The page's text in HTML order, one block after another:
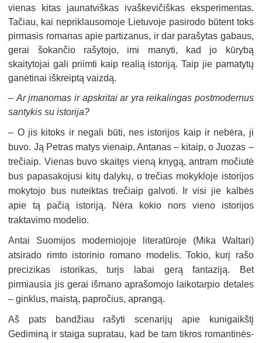
vienas kitas jaunatviškas ivaškevičiškas eksperimentas.
Tačiau, kai nepriklausomoje Lietuvoje pasirodo būtent toks
pirmasis romanas apie partizanus, ir dar parašytas gabaus,
gerai šokančio rašytojo, imi manyti, kad jo kūrybą
skaitytojai gali priimti kaip realią istoriją. Taip jie pamatytų
ganėtinai iškreiptą vaizdą.
–Ar įmanomas ir apskritai ar yra reikalingas postmodernus
santykis su istorija?
– O jis kitoks ir negali būti, nes istorijos kaip ir nebėra, ji
buvo. Ją Petras matys vienaip, Antanas – kitaip, o Juozas –
trečiaip. Vienas buvo skaitęs vieną knygą, antram močiutė
bus papasakojusi kitų dalykų, o trečias mokykloje istorijos
mokytojo bus nuteiktas trečiaip galvoti. Ir visi jie kalbės
apie tą pačią istoriją. Nėra kokio nors vieno istorijos
traktavimo modelio.
Antai Suomijos moderniojoje literatūroje (Mika Waltari)
atsirado rimto istorinio romano modelis. Tokio, kurį rašo
precizikas istorikas, turįs labai gerą fantaziją. Bet
pirmiausia jis gerai išmano aprašomojo laikotarpio detales
– ginklus, maistą, papročius, aprangą.
Aš pats bandžiau rašyti scenarijų apie kunigaikštį
Gediminą ir staiga supratau, kad be tam tikros romantinės-